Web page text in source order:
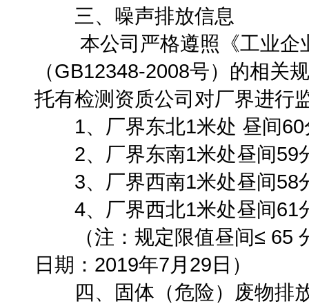
三、噪声排放信息
本公司严格遵照《工业企
（GB12348-2008号）的相关
托有检测资质公司对厂界进行
1、厂界东北1米处 昼间60
2、厂界东南1米处昼间59
3、厂界西南1米处昼间58
4、厂界西北1米处昼间61
（注：规定限值昼间≤ 65
日期：2019年7月29日）
四、固体（危险）废物排